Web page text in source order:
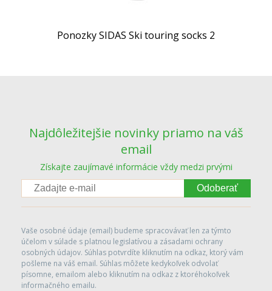
Ponozky SIDAS Ski touring socks 2
Najdôležitejšie novinky priamo na váš
email
Získajte zaujímavé informácie vždy medzi prvými
Odoberať
Vaše osobné údaje (email) budeme spracovávať len za týmto
účelom v súlade s platnou legislatívou a zásadami ochrany
osobných údajov. Súhlas potvrdíte kliknutím na odkaz, ktorý vám
pošleme na váš email. Súhlas môžete kedykoľvek odvolať
písomne, emailom alebo kliknutím na odkaz z ktoréhokoľvek
informačného emailu.